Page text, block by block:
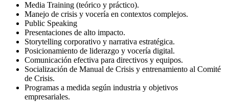
Media Training (teórico y práctico).
Manejo de crisis y vocería en contextos complejos.
Public Speaking
Presentaciones de alto impacto.
Storytelling corporativo y narrativa estratégica.
Posicionamiento de liderazgo y vocería digital.
Comunicación efectiva para directivos y equipos.
Socialización de Manual de Crisis y entrenamiento al Comité
de Crisis.
Programas a medida según industria y objetivos
empresariales.